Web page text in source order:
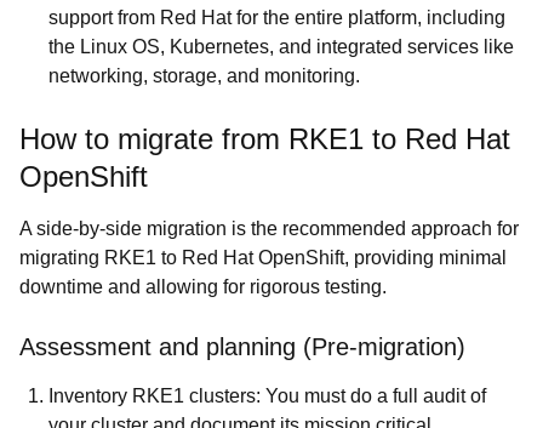
support from Red Hat for the entire platform, including
the Linux OS, Kubernetes, and integrated services like
networking, storage, and monitoring.
How to migrate from RKE1 to Red Hat
OpenShift
A side-by-side migration is the recommended approach for
migrating RKE1 to Red Hat OpenShift, providing minimal
downtime and allowing for rigorous testing.
Assessment and planning (Pre-migration)
Inventory RKE1 clusters: You must do a full audit of